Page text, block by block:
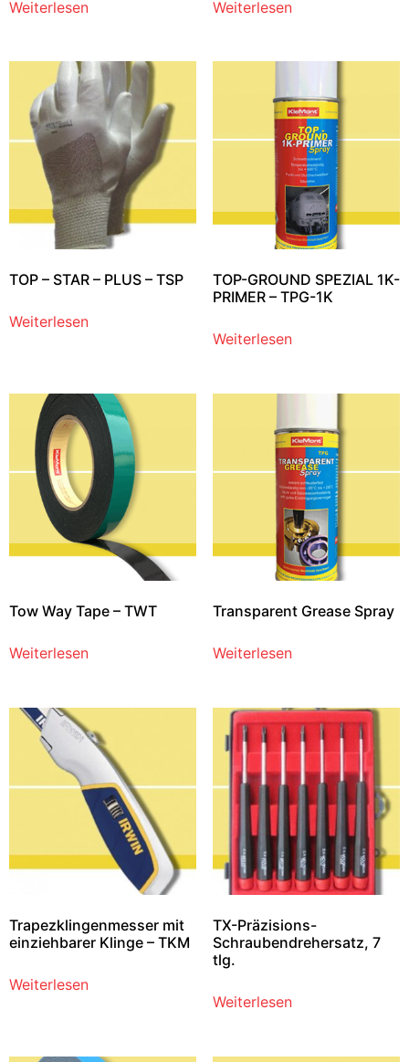
Weiterlesen Weiterlesen
TOP – STAR – PLUS – TSP
Weiterlesen
TOP-GROUND SPEZIAL 1K-
PRIMER – TPG-1K
Weiterlesen
Tow Way Tape – TWT
Weiterlesen
Transparent Grease Spray
Weiterlesen
Trapezklingenmesser mit
einziehbarer Klinge – TKM
Weiterlesen
TX-Präzisions-
Schraubendrehersatz, 7
tlg.
Weiterlesen